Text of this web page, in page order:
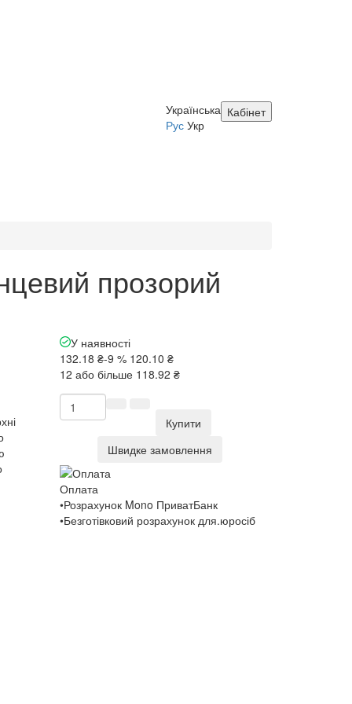
Кабінет
Українська
Рус Укр
прозорий
У наявності
132.18 ₴-9 % 120.10 ₴
12 або більше 118.92 ₴
Купити
Швидке замовлення
Оплата
•Розрахунок Mono ПриватБанк
•Безготівковий розрахунок для.юросіб